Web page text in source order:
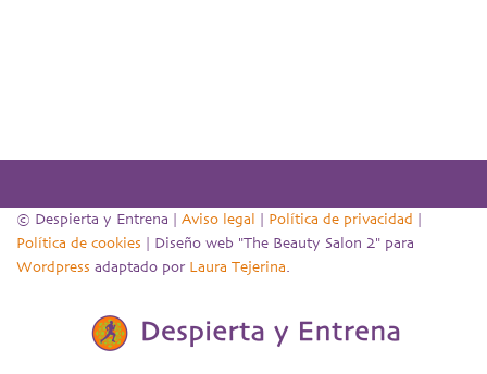
© Despierta y Entrena | Aviso legal Política de privacidad
Política de cookies | Diseño web "The Beauty Salon 2" para
Wordpress adaptado por Laura Tejerina.